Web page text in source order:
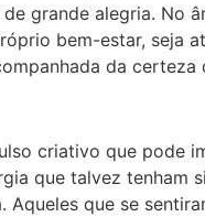
grande alegria. No
bem-estar, seja
da
criativo que pode
que talvez tenham
que se